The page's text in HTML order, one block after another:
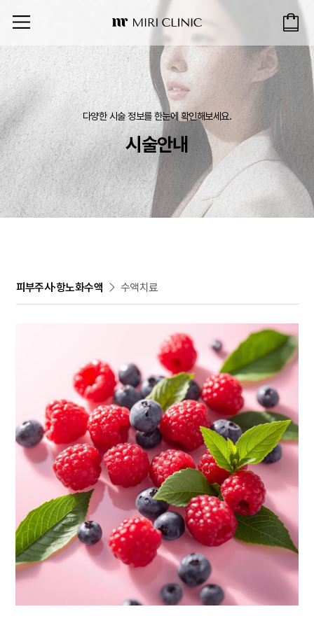
다양한 시술 정보를 한눈에 확인해보세요.
시술안내
피부주사·항노화수액 수액치료